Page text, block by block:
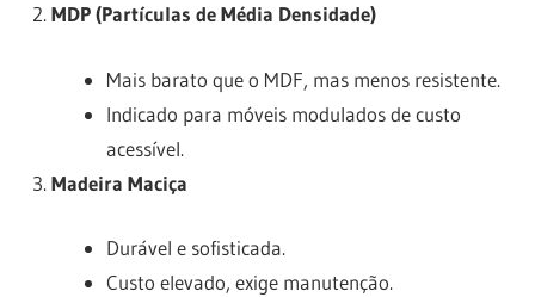
MDP (Partículas de Média Densidade)
Mais barato que o MDF, mas menos resistente.
Indicado para móveis modulados de custo
acessível.
Madeira Maciça
Durável e sofisticada.
Custo elevado, exige manutenção.